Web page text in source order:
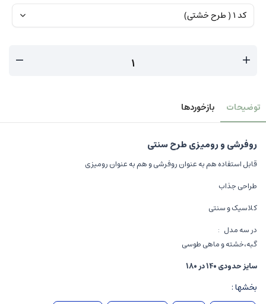
توضیحات بازخوردها
روفرشی و رومیزی طرح سنتی
قابل استفاده هم به عنوان روفرشی و هم به عنوان رومیزی
طراحی جذاب
کلاسیک و سنتی
در سه مدل :
گبه،خشته و ماهی طوسی
سایز حدودی 140 در 180
بخشها :